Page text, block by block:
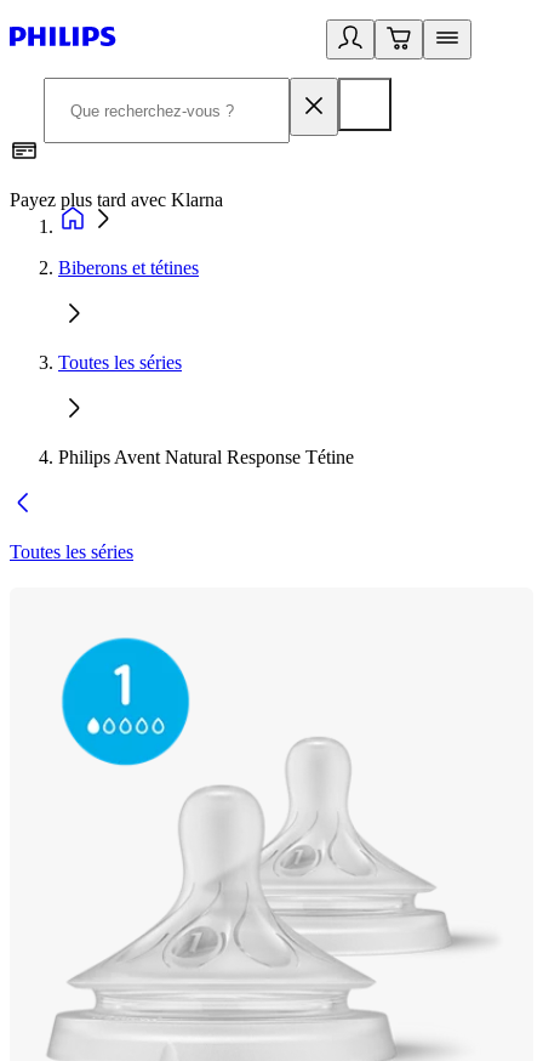
Payez plus tard avec Klarna
Biberons et tétines
Toutes les séries
Philips Avent Natural Response Tétine
Toutes les séries